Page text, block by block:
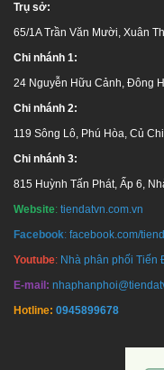
Trụ sở:
65/1A Trần Văn Mười, Xuân
Chi nhánh 1:
24 Nguyễn Hữu Cảnh, Đông
Chi nhánh 2:
119 Sông Lô, Phú Hòa, Củ
Chi nhánh 3:
815 Huỳnh Tấn Phát, Ấp 6,
Website: tiendatvn.com.vn
Facebook: facebook.com/
Youtube: Nhà phân phối Tiến
E-mail:
Hotline: 0945899678